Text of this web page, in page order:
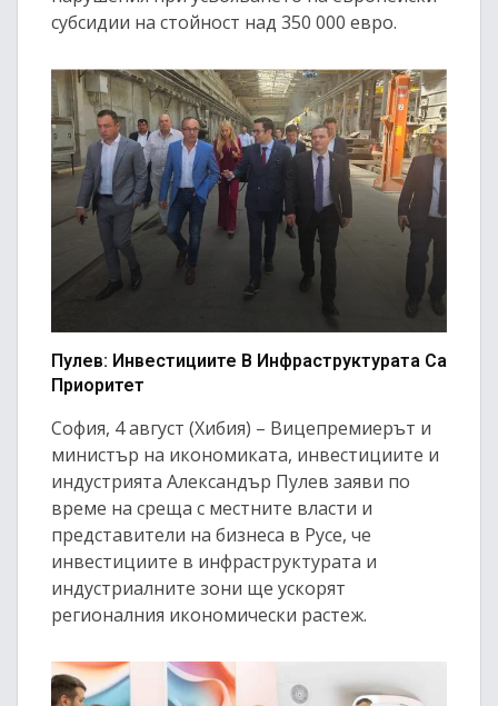
субсидии на стойност над 350 000 евро.
Пулев: Инвестициите В Инфраструктурата Са
Приоритет
София, 4 август (Хибия) – Вицепремиерът и
министър на икономиката, инвестициите и
индустрията Александър Пулев заяви по
време на среща с местните власти и
представители на бизнеса в Русе, че
инвестициите в инфраструктурата и
индустриалните зони ще ускорят
регионалния икономически растеж.